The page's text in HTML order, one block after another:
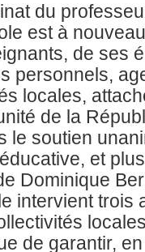
du
est à
de ses
personnels,
locales,
de la
le soutien
et
Dominique
intervient trois
de garantir,